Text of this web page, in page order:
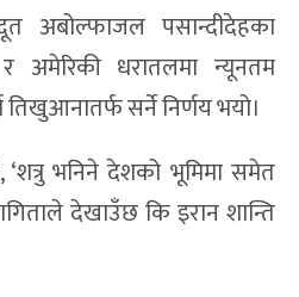
अबोल्फाजल पसान्दीदेहका
अमेरिकी धरातलमा न्यूनतम
सर्ने निर्णय भयो।
भनिने देशको भूमिमा समेत
देखाउँछ कि इरान शान्ति